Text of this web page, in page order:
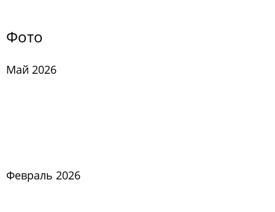
Фото
Май 2026
Февраль 2026